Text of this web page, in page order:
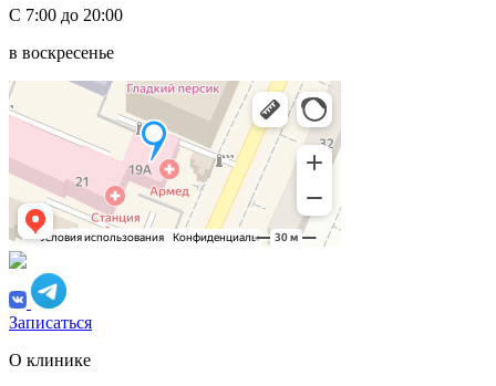
С 7:00 до 20:00
в воскресенье
Записаться
О клинике